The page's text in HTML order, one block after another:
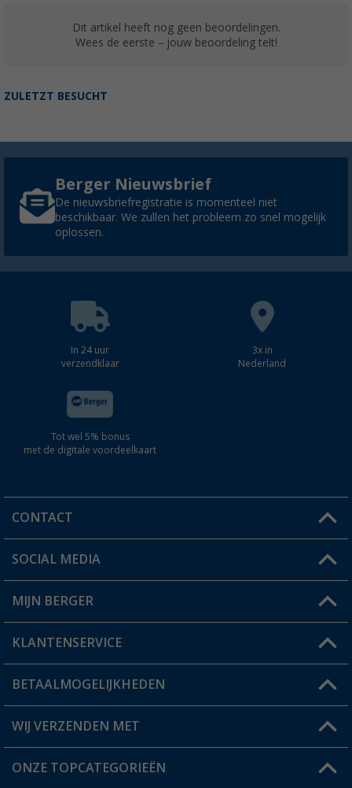
Dit artikel heeft nog geen beoordelingen.
Wees de eerste – jouw beoordeling telt!
ZULETZT BESUCHT
Berger Nieuwsbrief
De nieuwsbriefregistratie is momenteel niet
beschikbaar. We zullen het probleem zo snel mogelijk
oplossen.
In 24 uur
verzendklaar
3x in
Nederland
Tot wel 5% bonus
met de digitale voordeelkaart
CONTACT
Een vraag?
Winkel vinden
SOCIAL MEDIA
MIJN BERGER
Mijn account
Status bestelling
Verlanglijstje
KLANTENSERVICE
FAQ & Contact
Verzendinformatie
BETAALMOGELIJKHEDEN
WIJ VERZENDEN MET
ONZE TOPCATEGORIEËN